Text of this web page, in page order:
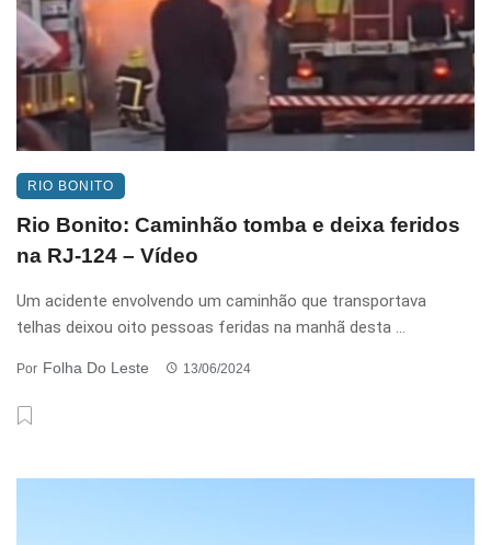
RIO BONITO
Rio Bonito: Caminhão tomba e deixa feridos
na RJ-124 – Vídeo
Um acidente envolvendo um caminhão que transportava
telhas deixou oito pessoas feridas na manhã desta ...
Por Folha Do Leste 13/06/2024